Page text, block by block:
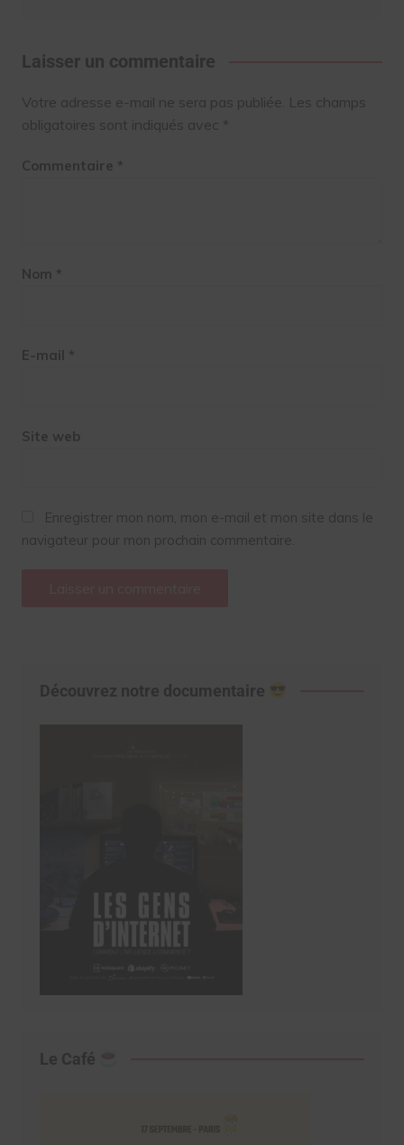
Laisser un commentaire
Votre adresse e-mail ne sera pas publiée. Les champs
obligatoires sont indiqués avec *
Commentaire *
Nom *
E-mail *
Site web
Enregistrer mon nom, mon e-mail et mon site dans le
navigateur pour mon prochain commentaire.
Découvrez notre documentaire
Le Café